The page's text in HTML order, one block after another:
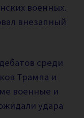
военных.
внезапный
среди
Трампа и
военные и
удара